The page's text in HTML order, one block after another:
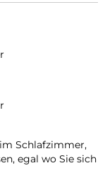
Schlafzimmer,
egal wo Sie sich